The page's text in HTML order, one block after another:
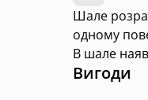
Шале
одному
В шале
Вигоди